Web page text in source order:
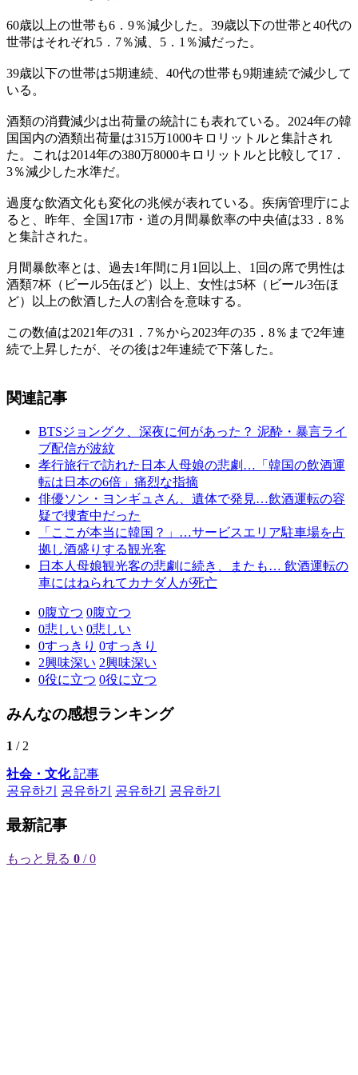
60歳以上の世帯も6．9％減少した。39歳以下の世帯と40代の
世帯はそれぞれ5．7％減、5．1％減だった。
39歳以下の世帯は5期連続、40代の世帯も9期連続で減少して
いる。
酒類の消費減少は出荷量の統計にも表れている。2024年の韓
国国内の酒類出荷量は315万1000キロリットルと集計され
た。これは2014年の380万8000キロリットルと比較して17．
3％減少した水準だ。
過度な飲酒文化も変化の兆候が表れている。疾病管理庁によ
ると、昨年、全国17市・道の月間暴飲率の中央値は33．8％
と集計された。
月間暴飲率とは、過去1年間に月1回以上、1回の席で男性は
酒類7杯（ビール5缶ほど）以上、女性は5杯（ビール3缶ほ
ど）以上の飲酒した人の割合を意味する。
この数値は2021年の31．7％から2023年の35．8％まで2年連
続で上昇したが、その後は2年連続で下落した。
関連記事
BTSジョングク、深夜に何があった？ 泥酔・暴言ライ
ブ配信が波紋
孝行旅行で訪れた日本人母娘の悲劇…「韓国の飲酒運
転は日本の6倍」痛烈な指摘
俳優ソン・ヨンギュさん、遺体で発見…飲酒運転の容
疑で捜査中だった
「ここが本当に韓国？」…サービスエリア駐車場を占
拠し酒盛りする観光客
日本人母娘観光客の悲劇に続き、またも… 飲酒運転の
車にはねられてカナダ人が死亡
0腹立つ 0腹立つ
0悲しい 0悲しい
0すっきり 0すっきり
2興味深い 2興味深い
0役に立つ 0役に立つ
みんなの感想ランキング
1 / 2
社会・文化記事
공유하기
공유하기 공유하기 공유하기
最新記事
もっと見る 0 / 0